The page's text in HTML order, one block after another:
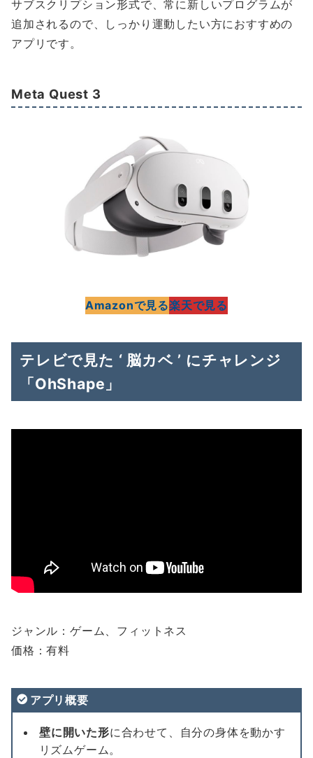
サブスクリプション形式で、常に新しいプログラムが
追加されるので、しっかり運動したい方におすすめの
アプリです。
Meta Quest 3
Amazonで見る楽天で見る
テレビで見た ‘ 脳カベ ’ にチャレンジ
「OhShape」
ジャンル：ゲーム、フィットネス
価格：有料
アプリ概要
壁に開いた形に合わせて、自分の身体を動かす
リズムゲーム。